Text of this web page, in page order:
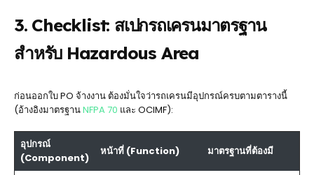
3. Checklist: สเปกรถเครนมาตรฐาน
สำหรับ Hazardous Area
ก่อนออกใบ PO จ้างงาน ต้องมั่นใจว่ารถเครนมีอุปกรณ์ครบตามตารางนี้
(อ้างอิงมาตรฐานNFPA 70 และ OCIMF):
อุปกรณ์
(Component)
หน้าที่ (Function) มาตรฐานที่ต้องมี